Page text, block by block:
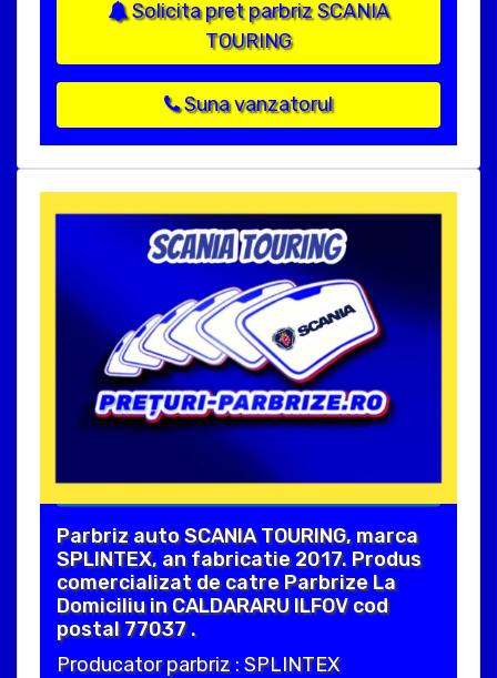
Solicita pret parbriz SCANIA
TOURING
Suna vanzatorul
Parbriz auto SCANIA TOURING, marca
SPLINTEX, an fabricatie 2017. Produs
comercializat de catre Parbrize La
Domiciliu in CALDARARU ILFOV cod
postal 77037 .
Producator parbriz : SPLINTEX